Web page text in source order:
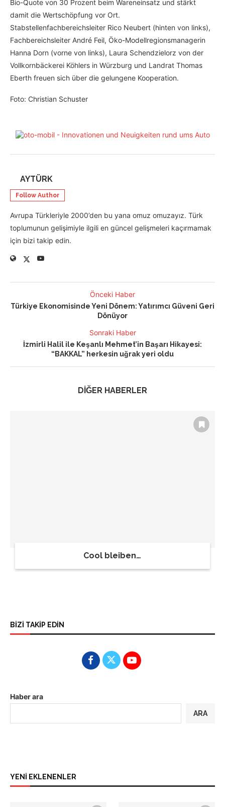
Bio-Quote von 30 Prozent beim Wareneinsatz und stärkt
damit die Wertschöpfung vor Ort.
Stabstellenfachbereichsleiter Rico Neubert (hinten von links),
Fachbereichsleiter André Feil, Öko-Modellregionsmanagerin
Hanna Dorn (vorne von links), Laura Schendzielorz von der
Vollkornbäckerei Köhlers in Würzburg und Landrat Thomas
Eberth freuen sich über die gelungene Kooperation.
Foto: Christian Schuster
AYTÜRK
Follow Author
Avrupa Türkleriyle 2000’den bu yana omuz omuzayız. Türk
toplumunun gelişimiyle ilgili en güncel gelişmeleri kaçırmamak
için bizi takip edin.
Önceki Haber
Türkiye Ekonomisinde Yeni Dönem: Yatırımcı Güveni Geri
Dönüyor
Sonraki Haber
İzmirli Halil ile Keşanlı Mehmet’in Başarı Hikayesi:
“BAKKAL” herkesin uğrak yeri oldu
DİĞER HABERLER
Cool bleiben…
BİZİ TAKİP EDİN
Haber ara
ARA
YENİ EKLENENLER